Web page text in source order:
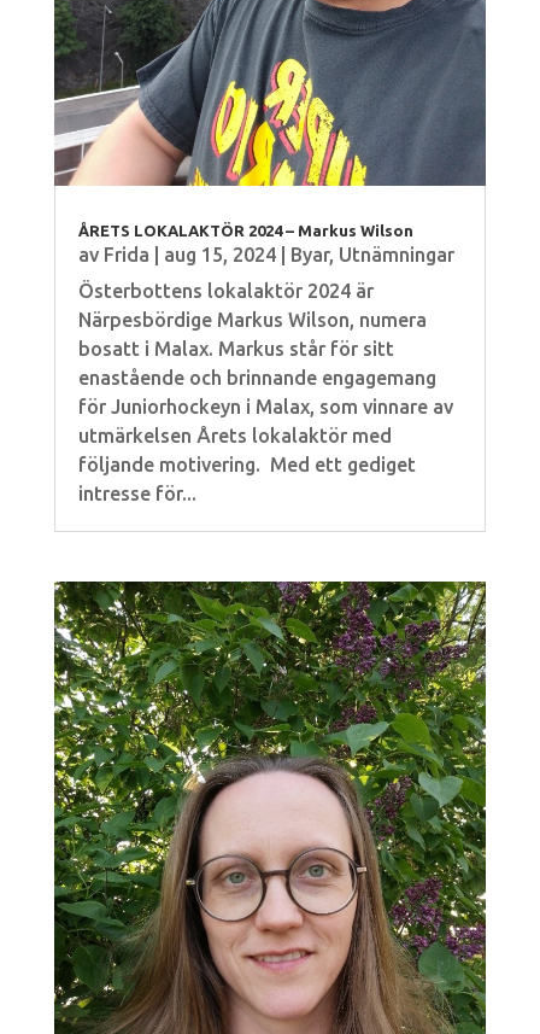
ÅRETS LOKALAKTÖR 2024 – Markus Wilson
av Frida aug 15, 2024| Byar, Utnämningar
Österbottens lokalaktör 2024 är
Närpesbördige Markus Wilson, numera
bosatt i Malax. Markus står för sitt
enastående och brinnande engagemang
för Juniorhockeyn i Malax, som vinnare av
utmärkelsen Årets lokalaktör med
följande motivering. Med ett gediget
intresse för...